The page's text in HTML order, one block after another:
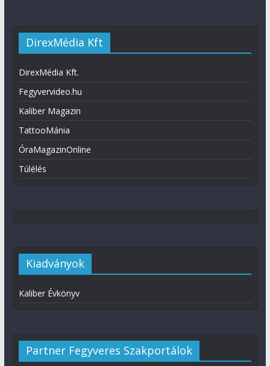
DirexMédia Kft
DirexMédia Kft.
Fegyvervideo.hu
Kaliber Magazin
TattooMánia
ÓraMagazinOnline
Túlélés
Kiadványok
Kaliber Évkönyv
Partner Fegyveres Szakportálok